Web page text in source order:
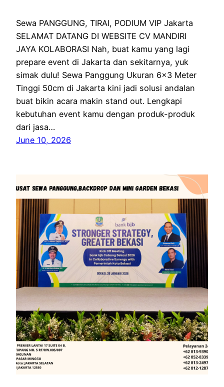
Sewa PANGGUNG, TIRAI, PODIUM VIP Jakarta
SELAMAT DATANG DI WEBSITE CV MANDIRI
JAYA KOLABORASI Nah, buat kamu yang lagi
prepare event di Jakarta dan sekitarnya, yuk
simak dulu! Sewa Panggung Ukuran 6×3 Meter
Tinggi 50cm di Jakarta kini jadi solusi andalan
buat bikin acara makin stand out. Lengkapi
kebutuhan event kamu dengan produk-produk
dari jasa…
June 10, 2026